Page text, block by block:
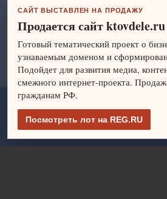
СПРАВОЧНИК
ФРАНШИЗЫ
© 2014-2026
Политика
САЙТ ВЫСТАВЛЕН НА ПРОДАЖУ
Продается сайт ktovdele.ru
Готовый тематический проект о
узнаваемым доменом и
Подойдет для развития медиа,
смежного интернет-проекта.
гражданам РФ.
Посмотреть лот на REG.RU